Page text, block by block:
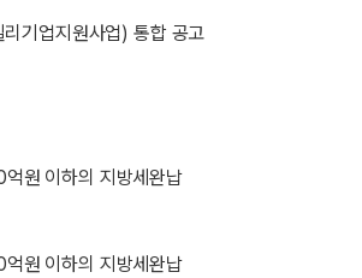
기업지원사업) 통합 공고
원 이하의 지방세완납
원 이하의 지방세완납